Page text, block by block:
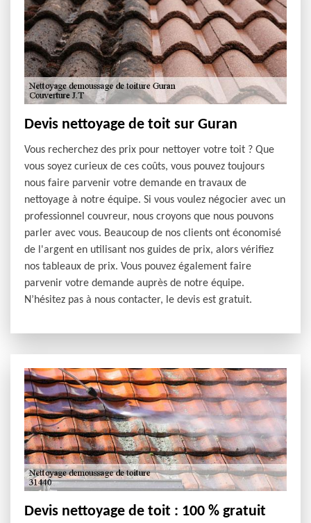
Devis nettoyage de toit sur Guran
Vous recherchez des prix pour nettoyer votre toit ? Que
vous soyez curieux de ces coûts, vous pouvez toujours
nous faire parvenir votre demande en travaux de
nettoyage à notre équipe. Si vous voulez négocier avec un
professionnel couvreur, nous croyons que nous pouvons
parler avec vous. Beaucoup de nos clients ont économisé
de l'argent en utilisant nos guides de prix, alors vérifiez
nos tableaux de prix. Vous pouvez également faire
parvenir votre demande auprès de notre équipe.
N’hésitez pas à nous contacter, le devis est gratuit.
Devis nettoyage de toit : 100 % gratuit